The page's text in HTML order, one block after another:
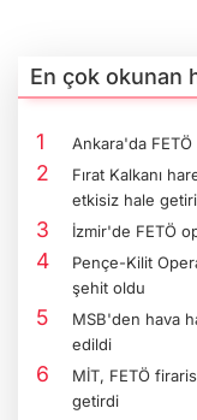
En çok okunan
Ankara'da FETÖ
Fırat Kalkanı
etkisiz hale
İzmir'de FETÖ
Pençe-Kilit
şehit oldu
MSB'den hava
edildi
MİT, FETÖ
getirdi